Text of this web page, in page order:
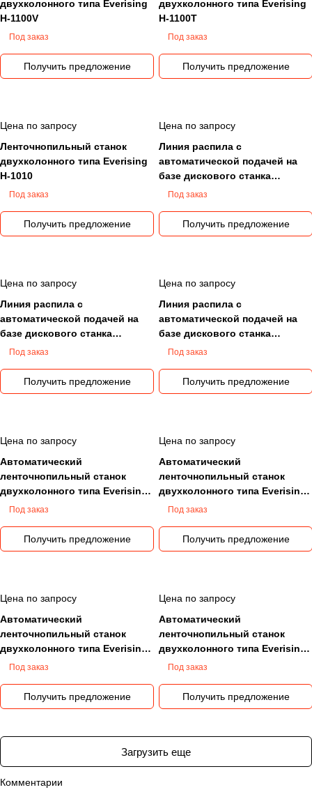
двухколонного типа Everising
H-1100V
Под заказ
Получить предложение
двухколонного типа Everising
H-1100T
Под заказ
Получить предложение
Цена по запросу
Ленточнопильный станок
двухколонного типа Everising
H-1010
Под заказ
Получить предложение
Цена по запросу
Линия распила с
автоматической подачей на
базе дискового станка
Everising P-150
Под заказ
Получить предложение
Цена по запросу
Линия распила с
автоматической подачей на
базе дискового станка
Everising P-70
Под заказ
Получить предложение
Цена по запросу
Линия распила с
автоматической подачей на
базе дискового станка
Everising P-100
Под заказ
Получить предложение
Цена по запросу
Автоматический
ленточнопильный станок
двухколонного типа Everising
E-830
Под заказ
Получить предложение
Цена по запросу
Автоматический
ленточнопильный станок
двухколонного типа Everising
E-530
Под заказ
Получить предложение
Цена по запросу
Автоматический
ленточнопильный станок
двухколонного типа Everising
E-430
Под заказ
Получить предложение
Цена по запросу
Автоматический
ленточнопильный станок
двухколонного типа Everising
EP-330S
Под заказ
Получить предложение
Загрузить еще
Комментарии